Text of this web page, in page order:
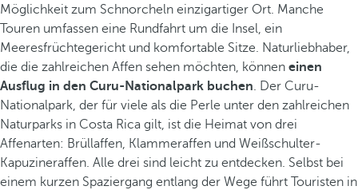
Möglichkeit zum Schnorcheln einzigartiger Ort. Manche
Touren umfassen eine Rundfahrt um die Insel, ein
Meeresfrüchtegericht und komfortable Sitze. Naturliebhaber,
die die zahlreichen Affen sehen möchten, können einen
Ausflug in den Curu-Nationalpark buchen. Der Curu-
Nationalpark, der für viele als die Perle unter den zahlreichen
Naturparks in Costa Rica gilt, ist die Heimat von drei
Affenarten: Brüllaffen, Klammeraffen und Weißschulter-
Kapuzineraffen. Alle drei sind leicht zu entdecken. Selbst bei
einem kurzen Spaziergang entlang der Wege führt Touristen in